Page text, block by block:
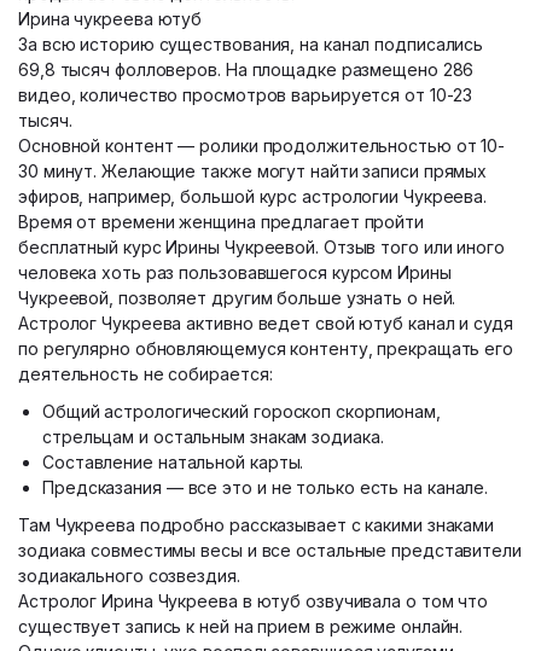
Ирина чукреева ютуб
За всю историю существования, на канал подписались
69,8 тысяч фолловеров. На площадке размещено 286
видео, количество просмотров варьируется от 10-23
тысяч.
Основной контент — ролики продолжительностью от 10-
30 минут. Желающие также могут найти записи прямых
эфиров, например, большой курс астрологии Чукреева.
Время от времени женщина предлагает пройти
бесплатный курс Ирины Чукреевой. Отзыв того или иного
человека хоть раз пользовавшегося курсом Ирины
Чукреевой, позволяет другим больше узнать о ней.
Астролог Чукреева активно ведет свой ютуб канал и судя
по регулярно обновляющемуся контенту, прекращать его
деятельность не собирается:
Общий астрологический гороскоп скорпионам,
стрельцам и остальным знакам зодиака.
Составление натальной карты.
Предсказания — все это и не только есть на канале.
Там Чукреева подробно рассказывает с какими знаками
зодиака совместимы весы и все остальные представители
зодиакального созвездия.
Астролог Ирина Чукреева в ютуб озвучивала о том что
существует запись к ней на прием в режиме онлайн.